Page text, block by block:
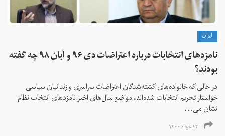
ايران
نامزدهای انتخابات درباره اعتراضات دی ۹۶ و آبان ۹۸ چه گفته
بودند؟
در حالی که خانواده‌های کشته‌شدگان اعتراضات سراسری و زندانیان سیاسی
خواستار تحریم انتخابات شده‌اند،‌ مواضع سال‌های اخیر نامزدهای انتخاب نظام
نشان می‌...
۱۲ خرداد ۱۴۰۰